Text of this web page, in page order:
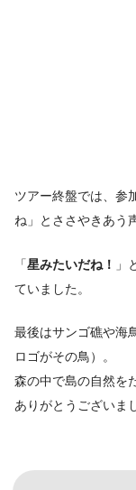
ツアー終盤では、参
ね」とささやきあう
「星みたいだね！
」
ていました。
最後はサンゴ礁や海
ロゴがその鳥）。
森の中で島の自然を
ありがとうございま